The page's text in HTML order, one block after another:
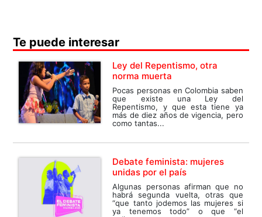
Te puede interesar
Ley del Repentismo, otra
norma muerta
Pocas personas en Colombia saben
que existe una Ley del
Repentismo, y que esta tiene ya
más de diez años de vigencia, pero
como tantas...
Debate feminista: mujeres
unidas por el país
Algunas personas afirman que no
habrá segunda vuelta, otras que
“que tanto jodemos las mujeres si
ya tenemos todo” o que “el